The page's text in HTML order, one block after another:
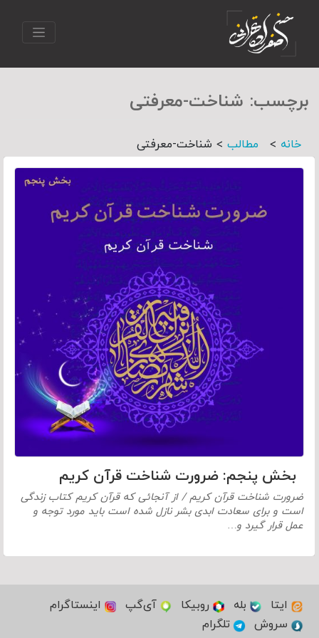
برچسب: شناخت-معرفتی
خانه > مطالب > شناخت-معرفتی
بخش پنجم: ضرورت شناخت قرآن کریم
ضرورت شناخت قرآن کریم / از آنجائی که قرآن کریم کتاب زندگی
است و برای سعادت ابدی بشر نازل شده است باید مورد توجه و
عمل قرار گیرد و…
ایتا بله روبیکا آی‌گپ
اینستاگرام
سروش
تلگرام